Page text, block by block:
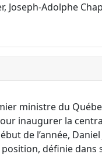
Adolphe
ministre du
inaugurer la
de l’année, Daniel
définie dans